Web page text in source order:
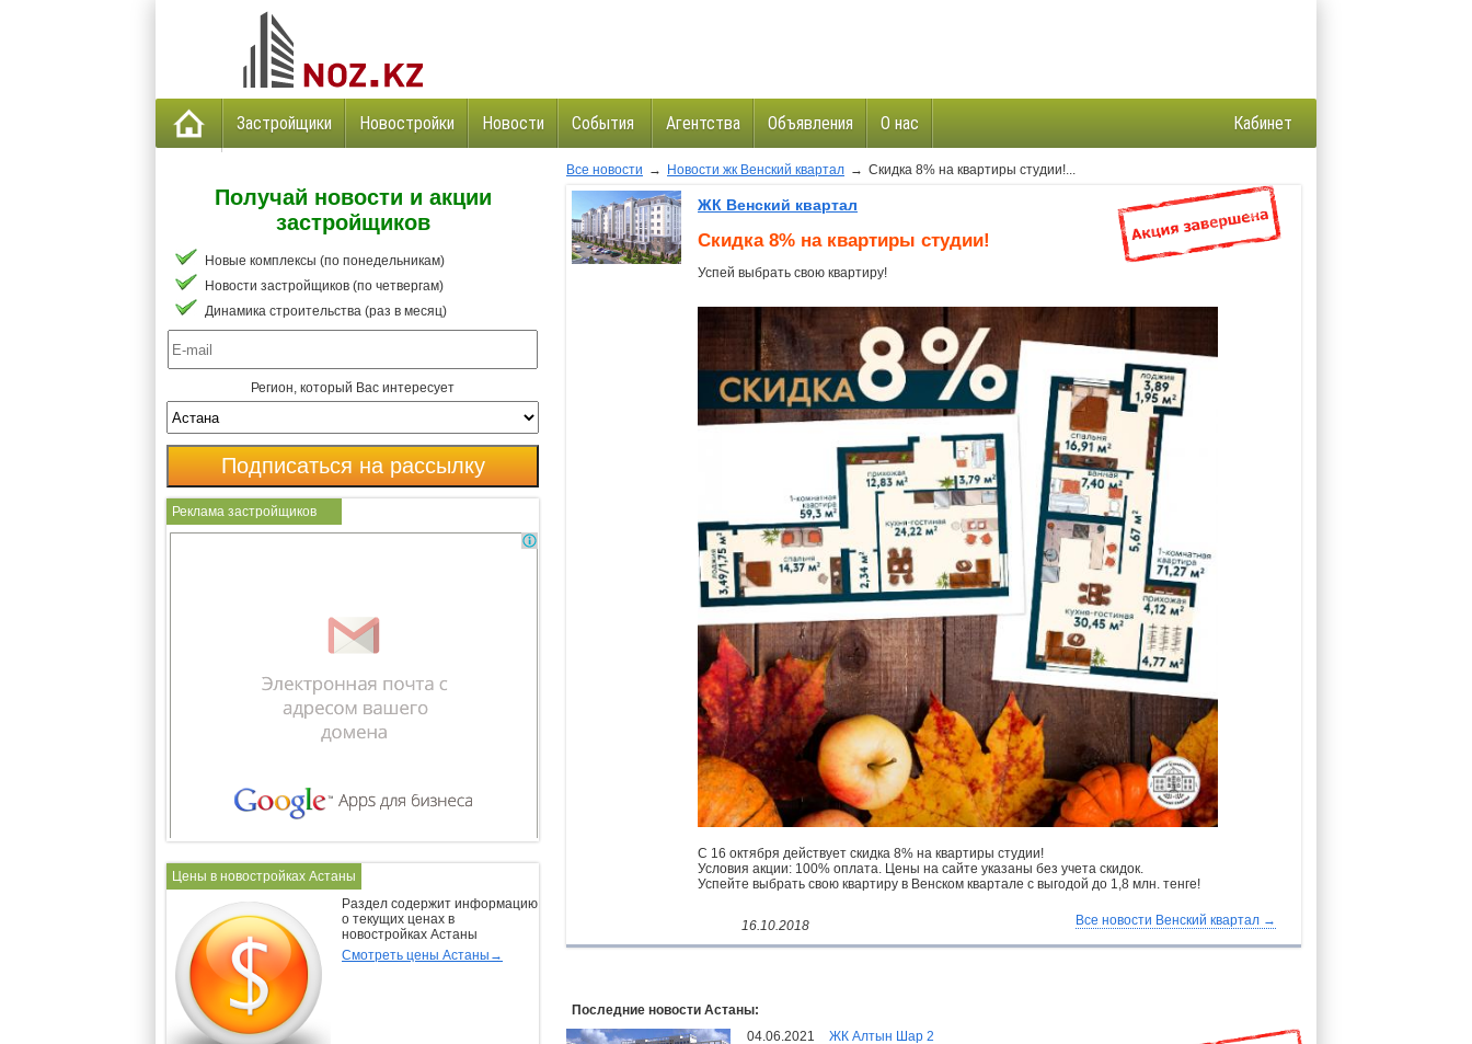
Застройщики Новостройки Новости События Агентства Объявления О нас Кабинет
Все новости → Новости жк Венский квартал → Скидка 8% на квартиры студии!...
ЖК Венский квартал
Скидка 8% на квартиры студии!
Успей выбрать свою квартиру!
С 16 октября действует скидка 8% на квартиры студии!
Условия акции: 100% оплата. Цены на сайте указаны без учета скидок.
Успейте выбрать свою квартиру в Венском квартале с выгодой до 1,8 млн. тенге!
16.10.2018 Все новости Венский квартал →
Последние новости Астаны:
04.06.2021
ЖК Алтын Шар 2
Получай новости и акции
застройщиков
Новые комплексы (по понедельникам)
Новости застройщиков (по четвергам)
Динамика строительства (раз в месяц)
Регион, который Вас интересует
Реклама застройщиков
Цены в новостройках Астаны
Раздел содержит информацию
о текущих ценах в
новостройках Астаны
Смотреть цены Астаны→